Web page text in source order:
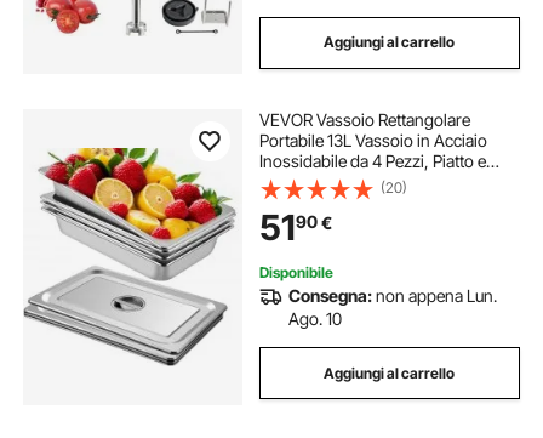
Aggiungi al carrello
VEVOR Vassoio Rettangolare
Portabile 13L Vassoio in Acciaio
Inossidabile da 4 Pezzi, Piatto e
Pentola al Vapore da Cucina
530x325x100mm con Coperchio,
Teglia da Forno per Bar, Ristorante e
Hotel
(20)
5190€
Disponibile
Consegna:non appena Lun.
Ago. 10
Aggiungi al carrello